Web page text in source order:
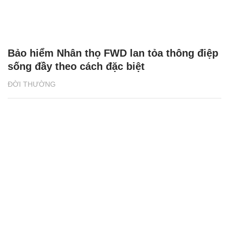
ĐỜI THƯỜNG
Bảo hiểm Nhân thọ FWD lan tỏa thông điệp
sống đầy theo cách đặc biệt